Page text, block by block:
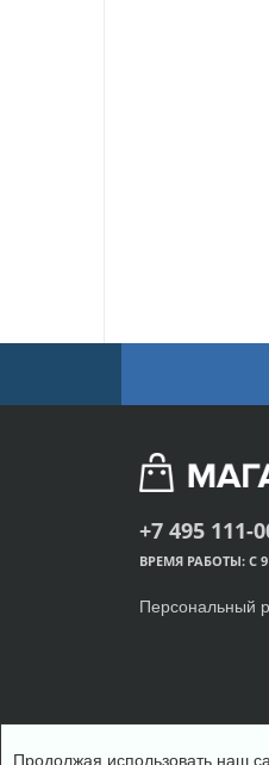
+7 495 111-
ВРЕМЯ РАБОТЫ: С
Персональный
Продолжая использовать наш